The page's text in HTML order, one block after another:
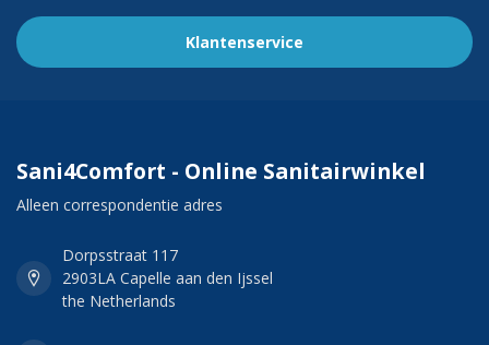
Klantenservice
Sani4Comfort - Online Sanitairwinkel
Alleen correspondentie adres
Dorpsstraat 117
2903LA Capelle aan den Ijssel
the Netherlands